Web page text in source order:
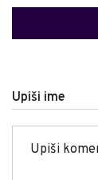
Upiši ime